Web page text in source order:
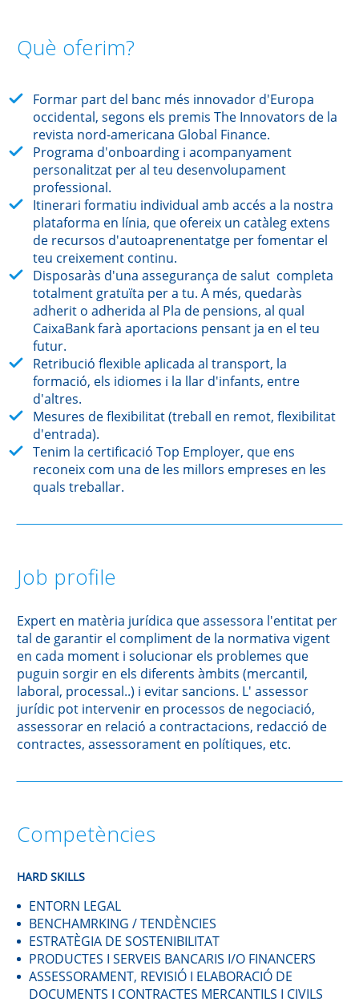
Què oferim?
Formar part del banc més innovador d'Europa
occidental, segons els premis The Innovators de la
revista nord-americana Global Finance.
Programa d'onboarding i acompanyament
personalitzat per al teu desenvolupament
professional.
Itinerari formatiu individual amb accés a la nostra
plataforma en línia, que ofereix un catàleg extens
de recursos d'autoaprenentatge per fomentar el
teu creixement continu.
Disposaràs d'una assegurança de salut completa
totalment gratuïta per a tu. A més, quedaràs
adherit o adherida al Pla de pensions, al qual
CaixaBank farà aportacions pensant ja en el teu
futur.
Retribució flexible aplicada al transport, la
formació, els idiomes i la llar d'infants, entre
d'altres.
Mesures de flexibilitat (treball en remot, flexibilitat
d'entrada).
Tenim la certificació Top Employer, que ens
reconeix com una de les millors empreses en les
quals treballar.
Job profile
Expert en matèria jurídica que assessora l'entitat per
tal de garantir el compliment de la normativa vigent
en cada moment i solucionar els problemes que
puguin sorgir en els diferents àmbits (mercantil,
laboral, processal..) i evitar sancions. L' assessor
jurídic pot intervenir en processos de negociació,
assessorar en relació a contractacions, redacció de
contractes, assessorament en polítiques, etc.
Competències
HARD SKILLS
ENTORN LEGAL
BENCHAMRKING / TENDÈNCIES
ESTRATÈGIA DE SOSTENIBILITAT
PRODUCTES I SERVEIS BANCARIS I/O FINANCERS
ASSESSORAMENT, REVISIÓ I ELABORACIÓ DE
DOCUMENTS I CONTRACTES MERCANTILS I CIVILS